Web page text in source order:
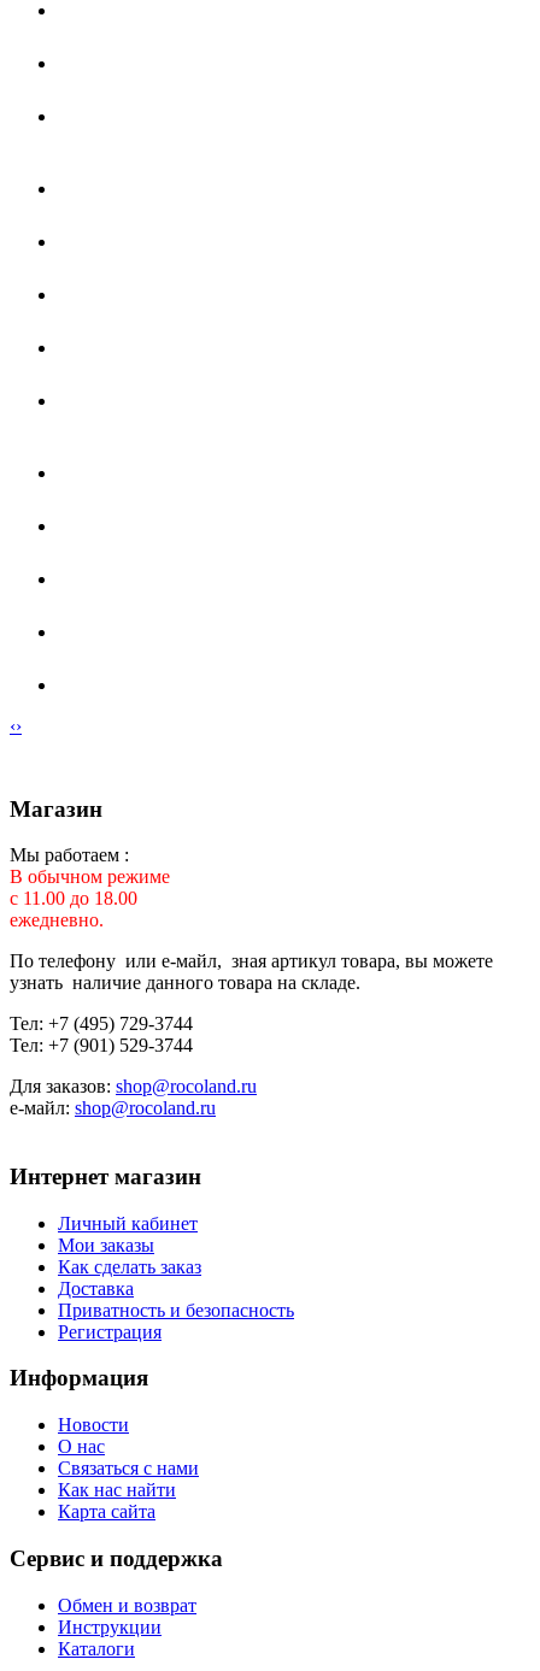
‹›
Магазин
Мы работаем :
В обычном режиме
с 11.00 до 18.00
ежедневно.
По телефону или е-майл, зная артикул товара, вы можете
узнать наличие данного товара на складе.
Тел: +7 (495) 729-3744
Тел: +7 (901) 529-3744
Для заказов: shop@rocoland.ru
е-майл: shop@rocoland.ru
Интернет магазин
Личный кабинет
Мои заказы
Как сделать заказ
Доставка
Приватность и безопасность
Регистрация
Информация
Новости
О нас
Связаться с нами
Как нас найти
Карта сайта
Сервис и поддержка
Обмен и возврат
Инструкции
Каталоги